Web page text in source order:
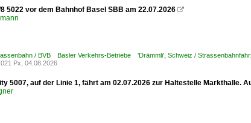
8 5022 vor dem Bahnhof Basel SBB am 22.07.2026 
/ BVB Basler Verkehrs-Betriebe 'Drämmli' Schweiz /
Px, 04.08.2026
5007, auf der Linie 1, fährt am 02.07.2026 zur Haltestelle Markthalle.